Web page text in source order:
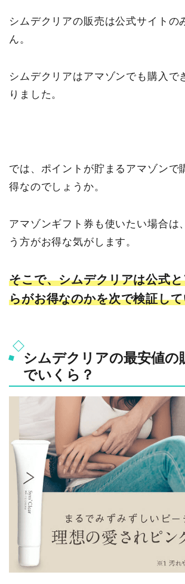
シムデクリアの販売は公式サイトの
ん。
シムデクリアはアマゾンでも購入で
りました。
では、ポイントが貯まるアマゾンで
得なのでしょうか。
アマゾンギフト券も使いたい場合は
う方がお得な気がします。
そこで、シムデクリアは公式
らがお得なのかを次で検証し
シムデクリアの最安値の
でいくら？